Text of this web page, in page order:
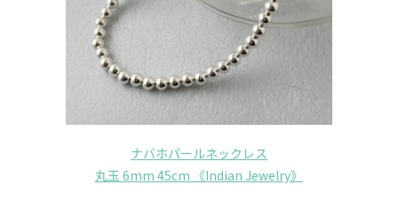
ナバホパールネックレス
丸玉 6mm 45cm 《Indian Jewelry》